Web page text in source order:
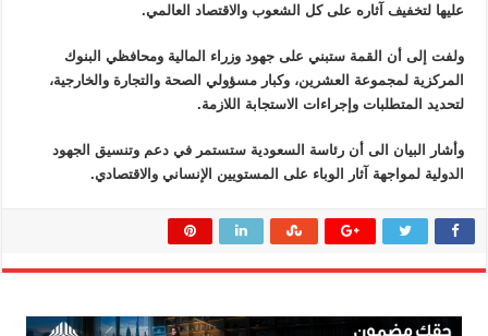
عليها لتخفيف آثاره على كل الشعوب والاقتصاد العالمي.
ولفت إلى أن القمة ستبني على جهود وزراء المالية ومحافظي البنوك
المركزية لمجموعة العشرين، وكبار مسؤولي الصحة والتجارة والخارجية،
لتحديد المتطلبات وإجراءات الاستجابة اللازمة.
وأشار البيان الى أن رئاسة السعودية ستستمر في دعم وتنسيق الجهود
الدولية لمواجهة آثار الوباء على المستويين الإنساني والاقتصادي.